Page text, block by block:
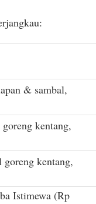
& sambal,
kentang,
goreng kentang,
Istimewa (Rp